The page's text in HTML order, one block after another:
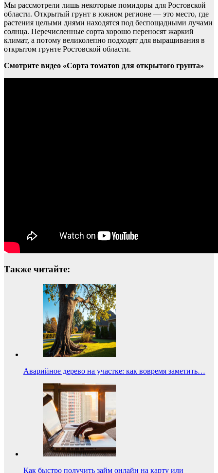
Мы рассмотрели лишь некоторые помидоры для Ростовской
области. Открытый грунт в южном регионе — это место, где
растения целыми днями находятся под беспощадными лучами
солнца. Перечисленные сорта хорошо переносят жаркий
климат, а потому великолепно подходят для выращивания в
открытом грунте Ростовской области.
Смотрите видео «Сорта томатов для открытого грунта»
Также читайте:
Аварийное дерево на участке: как вовремя заметить…
Как быстро получить займ онлайн на карту или